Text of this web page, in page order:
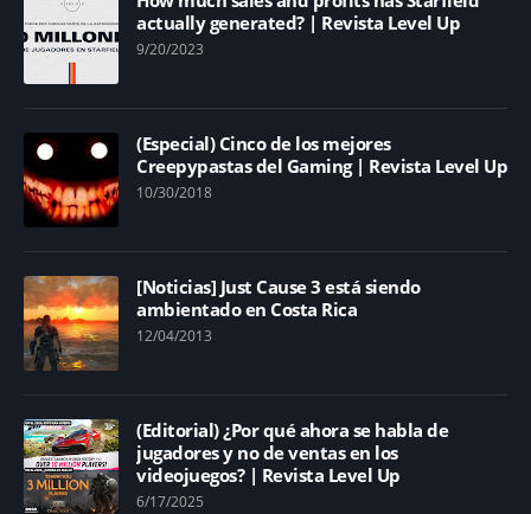
actually generated? | Revista Level Up
9/20/2023
(Especial) Cinco de los mejores
Creepypastas del Gaming | Revista Level Up
10/30/2018
[Noticias] Just Cause 3 está siendo
ambientado en Costa Rica
12/04/2013
(Editorial) ¿Por qué ahora se habla de
jugadores y no de ventas en los
videojuegos? | Revista Level Up
6/17/2025